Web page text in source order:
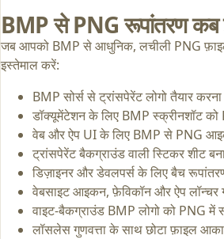
BMP से PNG रूपांतरण कब
जब आपको BMP से आधुनिक, लचीली PNG
इस्तेमाल करें:
BMP सोर्स से ट्रांसपेरेंट लोगो तैयार
डॉक्यूमेंटेशन के लिए BMP स्क्रीनशॉट को
वेब और ऐप UI के लिए BMP से PNG
ट्रांसपेरेंट बैकग्राउंड वाली स्टिकर शीट
डिज़ाइनर और डेवलपर्स के लिए बैच
वेबसाइट आइकन, फ़ेविकॉन और ऐप लॉन्चर
वाइट-बैकग्राउंड BMP लोगो को PNG में
लॉसलेस गुणवत्ता के साथ छोटा फ़ाइल